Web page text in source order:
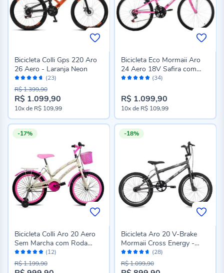
Avaliação:
92%
(23)
Bicicleta Colli Gps 220 Aro
26 Aero - Laranja Neon
Preço
especial
R$ 1.099,90
R$ 1.399,90
10xde R$ 109,99
Avaliação: (34)
Bicicleta Eco Mormaii Aro
24 Aero 18V Safira com
Cesta - Rosa
R$ 1.099,90
10xde R$ 109,99
-17%
Avaliação:
96%
(12)
Bicicleta Colli Aro 20 Aero
Sem Marcha com Roda
Lateral - Bege Retrô
R$ 1.199,90
-18%
Avaliação:
92%
(28)
Bicicleta Aro 20 V-Brake
Mormaii Cross Energy -
Chumbo
R$ 1.099,90